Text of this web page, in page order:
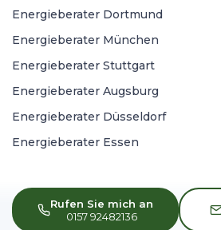
Rufen Sie mich an
0157 92482136
Energieberater Dortmund
Energieberater München
Energieberater Stuttgart
Energieberater Augsburg
Energieberater Düsseldorf
Energieberater Essen